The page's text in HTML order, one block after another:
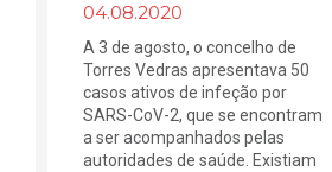
04.08.2020
A 3 de agosto, o concelho de
Torres Vedras apresentava 50
casos ativos de infeção por
SARS-CoV-2, que se encontram
a ser acompanhados pelas
autoridades de saúde. Existiam